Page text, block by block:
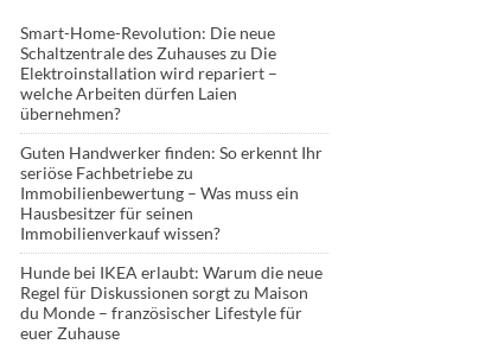
Smart-Home-Revolution: Die neue
Schaltzentrale des Zuhauseszu Die
Elektroinstallation wird repariert –
welche Arbeiten dürfen Laien
übernehmen?
Guten Handwerker finden: So erkennt Ihr
seriöse Fachbetriebezu
Immobilienbewertung – Was muss ein
Hausbesitzer für seinen
Immobilienverkauf wissen?
Hunde bei IKEA erlaubt: Warum die neue
Regel für Diskussionen sorgtzu Maison
du Monde – französischer Lifestyle für
euer Zuhause